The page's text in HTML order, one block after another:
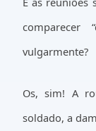
vulgarmente?
Os, sim! A
soldado, a